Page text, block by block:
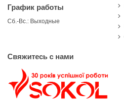
График работы
Сб.-Вс.: Выходные
Свяжитесь с нами